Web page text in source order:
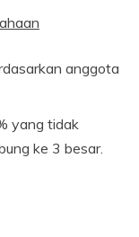
anggota
yang tidak
ke 3 besar.